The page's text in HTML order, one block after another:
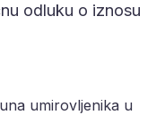
odluku o iznosu
umirovljenika u